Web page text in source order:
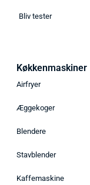
Bliv tester
Køkkenmaskiner
Airfryer
Æggekoger
Blendere
Stavblender
Kaffemaskine